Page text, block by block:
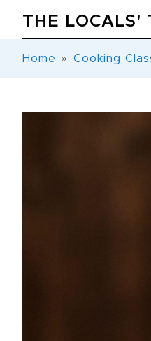
THE LOCALS'
Home Cooking